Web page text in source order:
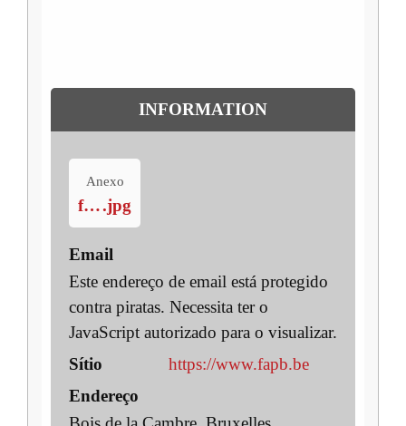
INFORMATION
Anexo
festa-pt.jpg
Email
Este endereço de email está protegido
contra piratas. Necessita ter o
JavaScript autorizado para o visualizar.
Sítio
https://www.fapb.be
Endereço